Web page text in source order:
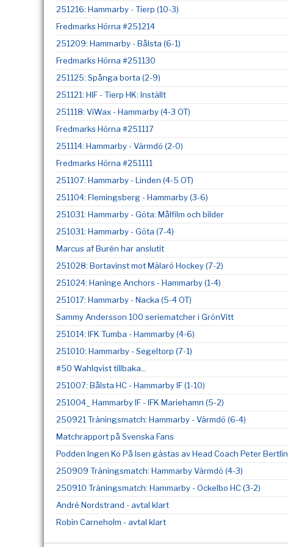
251216: Hammarby - Tierp (10-3)
Fredmarks Hörna #251214
251209: Hammarby - Bålsta (6-1)
Fredmarks Hörna #251130
251125: Spånga borta (2-9)
251121: HIF - Tierp HK: Inställt
251118: ViWax - Hammarby (4-3 OT)
Fredmarks Hörna #251117
251114: Hammarby - Värmdö (2-0)
Fredmarks Hörna #251111
251107: Hammarby - Linden (4-5 OT)
251104: Flemingsberg - Hammarby (3-6)
251031: Hammarby - Göta: Målfilm och bilder
251031: Hammarby - Göta (7-4)
Marcus af Burén har anslutit
251028: Bortavinst mot Mälarö Hockey (7-2)
251024: Haninge Anchors - Hammarby (1-4)
251017: Hammarby - Nacka (5-4 OT)
Sammy Andersson 100 seriematcher i GrönVitt
251014: IFK Tumba - Hammarby (4-6)
251010: Hammarby - Segeltorp (7-1)
#50 Wahlqvist tillbaka...
251007: Bålsta HC - Hammarby IF (1-10)
251004_ Hammarby IF - IFK Mariehamn (5-2)
250921 Träningsmatch: Hammarby - Värmdö (6-4)
Matchrapport på Svenska Fans
Podden Ingen Ko På Isen gästas av Head Coach Peter Bertlin
250909 Träningsmatch: Hammarby Värmdö (4-3)
250910 Träningsmatch: Hammarby - Ockelbo HC (3-2)
André Nordstrand - avtal klart
Robin Carneholm - avtal klart